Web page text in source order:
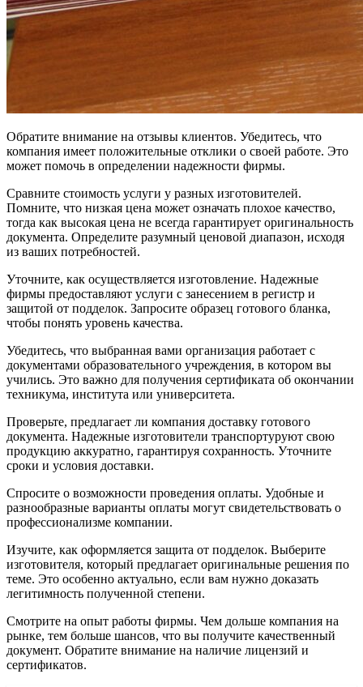
Обратите внимание на отзывы клиентов. Убедитесь, что
компания имеет положительные отклики о своей работе. Это
может помочь в определении надежности фирмы.
Сравните стоимость услуги у разных изготовителей.
Помните, что низкая цена может означать плохое качество,
тогда как высокая цена не всегда гарантирует оригинальность
документа. Определите разумный ценовой диапазон, исходя
из ваших потребностей.
Уточните, как осуществляется изготовление. Надежные
фирмы предоставляют услуги с занесением в регистр и
защитой от подделок. Запросите образец готового бланка,
чтобы понять уровень качества.
Убедитесь, что выбранная вами организация работает с
документами образовательного учреждения, в котором вы
учились. Это важно для получения сертификата об окончании
техникума, института или университета.
Проверьте, предлагает ли компания доставку готового
документа. Надежные изготовители транспортуруют свою
продукцию аккуратно, гарантируя сохранность. Уточните
сроки и условия доставки.
Спросите о возможности проведения оплаты. Удобные и
разнообразные варианты оплаты могут свидетельствовать о
профессионализме компании.
Изучите, как оформляется защита от подделок. Выберите
изготовителя, который предлагает оригинальные решения по
теме. Это особенно актуально, если вам нужно доказать
легитимность полученной степени.
Смотрите на опыт работы фирмы. Чем дольше компания на
рынке, тем больше шансов, что вы получите качественный
документ. Обратите внимание на наличие лицензий и
сертификатов.